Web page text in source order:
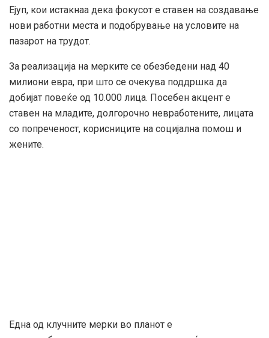
Ејуп, кои истакнаа дека фокусот е ставен на создавање
нови работни места и подобрување на условите на
пазарот на трудот.
За реализација на мерките се обезбедени над 40
милиони евра, при што се очекува поддршка да
добијат повеќе од 10.000 лица. Посебен акцент е
ставен на младите, долгорочно невработените, лицата
со попреченост, корисниците на социјална помош и
жените.
Една од клучните мерки во планот е